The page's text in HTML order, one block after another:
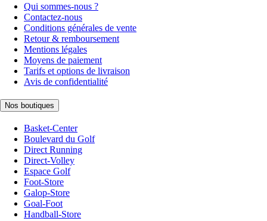
Qui sommes-nous ?
Contactez-nous
Conditions générales de vente
Retour & remboursement
Mentions légales
Moyens de paiement
Tarifs et options de livraison
Avis de confidentialité
Nos boutiques
Basket-Center
Boulevard du Golf
Direct Running
Direct-Volley
Espace Golf
Foot-Store
Galop-Store
Goal-Foot
Handball-Store